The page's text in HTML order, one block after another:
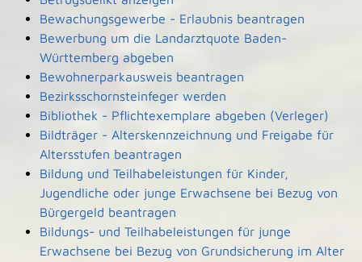
Bewachungsgewerbe - Erlaubnis beantragen
Bewerbung um die Landarztquote Baden-
Württemberg abgeben
Bewohnerparkausweis beantragen
Bezirksschornsteinfeger werden
Bibliothek - Pflichtexemplare abgeben (Verleger)
Bildträger - Alterskennzeichnung und Freigabe für
Altersstufen beantragen
Bildung und Teilhabeleistungen für Kinder,
Jugendliche oder junge Erwachsene bei Bezug von
Bürgergeld beantragen
Bildungs- und Teilhabeleistungen für junge
Erwachsene bei Bezug von Grundsicherung im Alter